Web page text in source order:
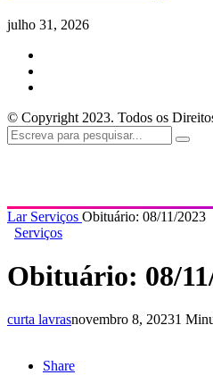
julho 31, 2026
© Copyright 2023. Todos os
Lar Serviços Obituário: 08/11/2023
Serviços
Obituário: 08/
curta lavrasnovembro 8, 20231
Share